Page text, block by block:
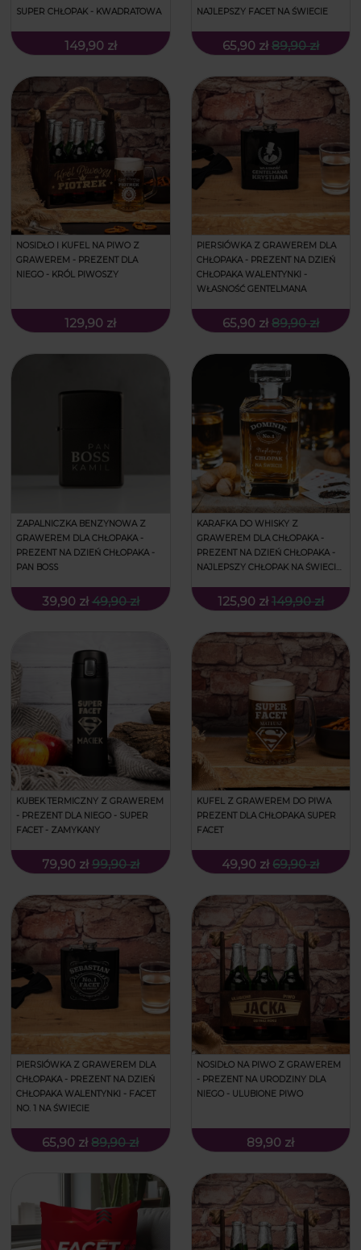
SUPER CHŁOPAK - KWADRATOWA
149,90 zł
NAJLEPSZY FACET NA ŚWIECIE
65,90 zł 89,90 zł
NOSIDŁO I KUFEL NA PIWO Z
GRAWEREM - PREZENT DLA
NIEGO - KRÓL PIWOSZY
129,90 zł
PIERSIÓWKA Z GRAWEREM DLA
CHŁOPAKA - PREZENT NA DZIEŃ
CHŁOPAKA WALENTYNKI -
WŁASNOŚĆ GENTELMANA
65,90 zł 89,90 zł
ZAPALNICZKA BENZYNOWA Z
GRAWEREM DLA CHŁOPAKA -
PREZENT NA DZIEŃ CHŁOPAKA -
PAN BOSS
39,90 zł 49,90 zł
KARAFKA DO WHISKY Z
GRAWEREM DLA CHŁOPAKA -
PREZENT NA DZIEŃ CHŁOPAKA -
NAJLEPSZY CHŁOPAK NA ŚWIECIE
125,90 zł 149,90 zł
KUBEK TERMICZNY Z GRAWEREM
- PREZENT DLA NIEGO - SUPER
FACET - ZAMYKANY
79,90 zł 99,90 zł
KUFEL Z GRAWEREM DO PIWA
PREZENT DLA CHŁOPAKA SUPER
FACET
49,90 zł 69,90 zł
PIERSIÓWKA Z GRAWEREM DLA
CHŁOPAKA - PREZENT NA DZIEŃ
CHŁOPAKA WALENTYNKI - FACET
NO. 1 NA ŚWIECIE
65,90 zł 89,90 zł
NOSIDŁO NA PIWO Z GRAWEREM
- PREZENT NA URODZINY DLA
NIEGO - ULUBIONE PIWO
89,90 zł